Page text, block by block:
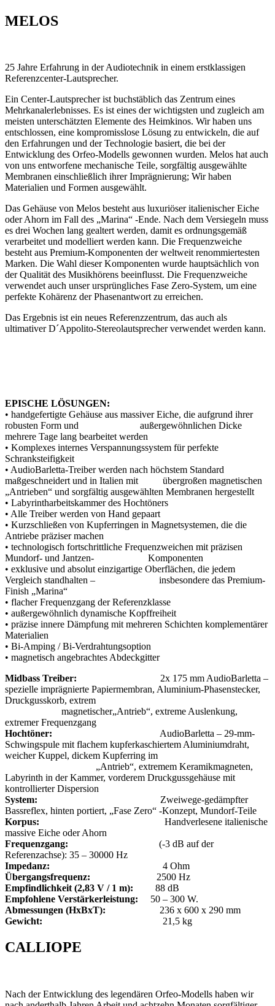
MELOS
25 Jahre Erfahrung in der Audiotechnik in einem erstklassigen
Referenzcenter-Lautsprecher.
Ein Center-Lautsprecher ist buchstäblich das Zentrum eines
Mehrkanalerlebnisses. Es ist eines der wichtigsten und zugleich am
meisten unterschätzten Elemente des Heimkinos. Wir haben uns
entschlossen, eine kompromisslose Lösung zu entwickeln, die auf
den Erfahrungen und der Technologie basiert, die bei der
Entwicklung des Orfeo-Modells gewonnen wurden. Melos hat auch
von uns entworfene mechanische Teile, sorgfältig ausgewählte
Membranen einschließlich ihrer Imprägnierung; Wir haben
Materialien und Formen ausgewählt.
Das Gehäuse von Melos besteht aus luxuriöser italienischer Eiche
oder Ahorn im Fall des „Marina“ -Ende. Nach dem Versiegeln muss
es drei Wochen lang gealtert werden, damit es ordnungsgemäß
verarbeitet und modelliert werden kann. Die Frequenzweiche
besteht aus Premium-Komponenten der weltweit renommiertesten
Marken. Die Wahl dieser Komponenten wurde hauptsächlich von
der Qualität des Musikhörens beeinflusst. Die Frequenzweiche
verwendet auch unser ursprüngliches Fase Zero-System, um eine
perfekte Kohärenz der Phasenantwort zu erreichen.
Das Ergebnis ist ein neues Referenzzentrum, das auch als
ultimativer D´Appolito-Stereolautsprecher verwendet werden kann.
EPISCHE LÖSUNGEN:
• handgefertigte Gehäuse aus massiver Eiche, die aufgrund ihrer
robusten Form und außergewöhnlichen Dicke
mehrere Tage lang bearbeitet werden
• Komplexes internes Verspannungssystem für perfekte
Schranksteifigkeit
• AudioBarletta-Treiber werden nach höchstem Standard
maßgeschneidert und in Italien mit übergroßen magnetischen
„Antrieben“ und sorgfältig ausgewählten Membranen hergestellt
• Labyrintharbeitskammer des Hochtöners
• Alle Treiber werden von Hand gepaart
• Kurzschließen von Kupferringen in Magnetsystemen, die die
Antriebe präziser machen
• technologisch fortschrittliche Frequenzweichen mit präzisen
Mundorf- und Jantzen- Komponenten
• exklusive und absolut einzigartige Oberflächen, die jedem
Vergleich standhalten – insbesondere das Premium-
Finish „Marina“
• flacher Frequenzgang der Referenzklasse
• außergewöhnlich dynamische Kopffreiheit
• präzise innere Dämpfung mit mehreren Schichten komplementärer
Materialien
• Bi-Amping / Bi-Verdrahtungsoption
• magnetisch angebrachtes Abdeckgitter
Midbass Treiber: 2x 175 mm AudioBarletta –
spezielle imprägnierte Papiermembran, Aluminium-Phasenstecker,
Druckgusskorb, extrem
magnetischer„Antrieb“, extreme Auslenkung,
extremer Frequenzgang
Hochtöner: AudioBarletta – 29-mm-
Schwingspule mit flachem kupferkaschiertem Aluminiumdraht,
weicher Kuppel, dickem Kupferring im
„Antrieb“, extremem Keramikmagneten,
Labyrinth in der Kammer, vorderem Druckgussgehäuse mit
kontrollierter Dispersion
System:
Zweiwege-gedämpfter
Bassreflex, hinten portiert, „Fase Zero“ -Konzept, Mundorf-Teile
Korpus:
Handverlesene italienische
massive Eiche oder Ahorn
Frequenzgang: (-3 dB auf der
Referenzachse): 35 – 30000 Hz
Impedanz: 4 Ohm
Übergangsfrequenz: 2500 Hz
Empfindlichkeit (2,83 V / 1 m): 88 dB
Empfohlene Verstärkerleistung: 50 – 300 W.
Abmessungen (HxBxT): 236 x 600 x 290 mm
Gewicht: 21,5 kg
CALLIOPE
Nach der Entwicklung des legendären Orfeo-Modells haben wir